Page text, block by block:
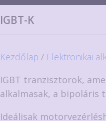
IGBT-K
Kezdőlap / Elektronikai
IGBT tranzisztorok,
alkalmasak, a bipoláris
Ideálisak